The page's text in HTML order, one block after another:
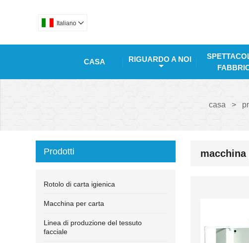
Italiano 
CASA RIGUARDO A NOI
casa >
Prodotti
Rotolo di carta igienica
Macchina per carta
Linea di produzione del tessuto
facciale